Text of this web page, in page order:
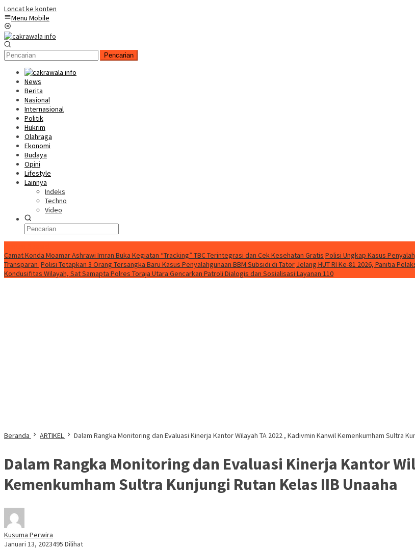
Loncat ke konten
Menu Mobile
Pencarian
News
Berita
Nasional
Internasional
Politik
Hukrim
Olahraga
Ekonomi
Budaya
Opini
Lifestyle
Lainnya
Indeks
Techno
Video
Camat Konda Moamar Ashrawi Imran Buka Kegiatan “Tracking” TBC Terintegrasi dan Cek Kesehatan Gratis Polisi Ungkap Kasus
Transparan Polisi Tetapkan 3 Orang Tersangka Baru Kasus Penyalahgunaan BBM Subsidi di Tator Jelang HUT RI Ke-81 2026, Panitia
Kondusifitas Wilayah, Sat Samapta Polres Toraja Utara Gencarkan Patroli Dialogis dan Sosialisasi Layanan 110
Beranda ARTIKEL Dalam Rangka Monitoring dan Evaluasi Kinerja Kantor Wilayah TA 2022 , Kadivmin Kanwil Kemenkumham Sultra
Dalam Rangka Monitoring dan Evaluasi Kinerja Kantor
Kemenkumham Sultra Kunjungi Rutan Kelas IIB Unaaha
Kusuma Perwira
Januari 13, 2023495 Dilihat